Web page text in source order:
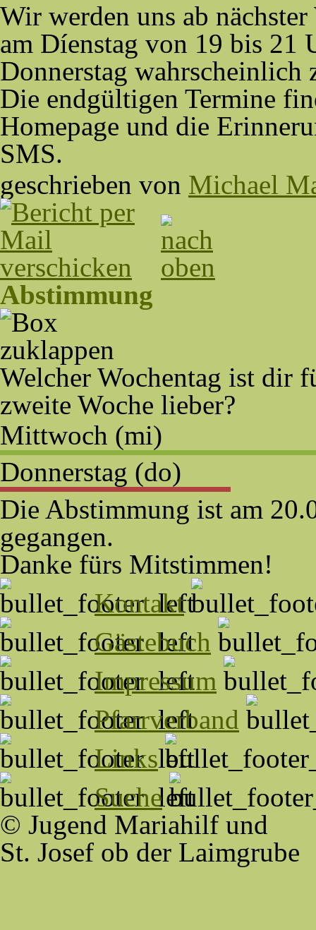
Wir werden uns ab
am Díenstag von 19 bis 21
Donnerstag wahrscheinlich
Die endgültigen Termine
Homepage und die
SMS.
geschrieben von Michael
Abstimmung
Welcher Wochentag ist dir
zweite Woche lieber?
Mittwoch (mi)
Donnerstag (do)
Die Abstimmung ist am
gegangen.
Danke fürs Mitstimmen!
Kontakt
Gästebuch
Impressum
Pfarrverband
Links
Suche
© Jugend Mariahilf und
St. Josef ob der Laimgrube